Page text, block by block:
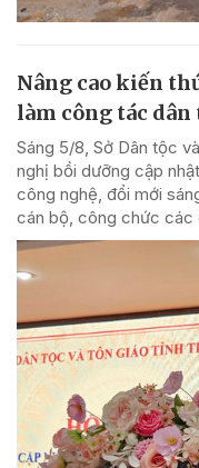
Nâng cao kiến
làm công tác dân
Sáng 5/8, Sở Dân tộc
nghị bồi dưỡng cập
công nghệ, đổi mới
cán bộ, công chức các